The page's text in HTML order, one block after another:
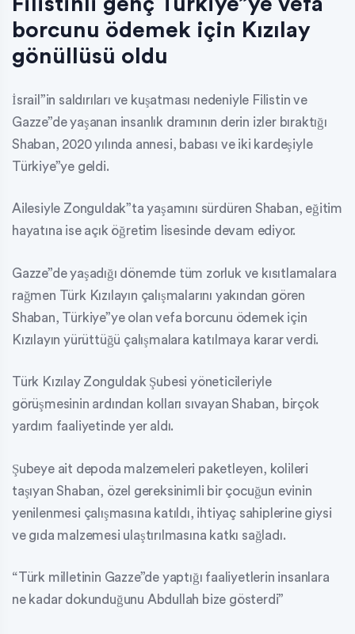
borcunu ödemek için Kızılay
gönüllüsü oldu
İsrail”in saldırıları ve kuşatması nedeniyle Filistin ve
Gazze”de yaşanan insanlık dramının derin izler bıraktığı
Shaban, 2020 yılında annesi, babası ve iki kardeşiyle
Türkiye”ye geldi.
Ailesiyle Zonguldak”ta yaşamını sürdüren Shaban, eğitim
hayatına ise açık öğretim lisesinde devam ediyor.
Gazze”de yaşadığı dönemde tüm zorluk ve kısıtlamalara
rağmen Türk Kızılayın çalışmalarını yakından gören
Shaban, Türkiye”ye olan vefa borcunu ödemek için
Kızılayın yürüttüğü çalışmalara katılmaya karar verdi.
Türk Kızılay Zonguldak Şubesi yöneticileriyle
görüşmesinin ardından kolları sıvayan Shaban, birçok
yardım faaliyetinde yer aldı.
Şubeye ait depoda malzemeleri paketleyen, kolileri
taşıyan Shaban, özel gereksinimli bir çocuğun evinin
yenilenmesi çalışmasına katıldı, ihtiyaç sahiplerine giysi
ve gıda malzemesi ulaştırılmasına katkı sağladı.
“Türk milletinin Gazze”de yaptığı faaliyetlerin insanlara
ne kadar dokunduğunu Abdullah bize gösterdi”